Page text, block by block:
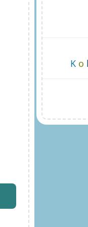
K o l